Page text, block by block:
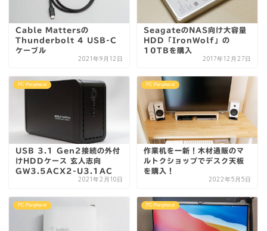
Cable Mattersの
Thunderbolt 4 USB-C
ケーブル
2021年9月12日
SeagateのNAS向け大容量
HDD「IronWolf」の
10TBを購入
2017年12月27日
PC Peripheral
USB 3.1 Gen2接続の外付
けHDDケース 玄人志向
GW3.5ACX2-U3.1AC
2021年2月10日
PC Peripheral
作業机を一新！木材通販のマ
ルトクショップでデスク天板
を購入！
2022年5月5日
PC Peripheral PC Peripheral